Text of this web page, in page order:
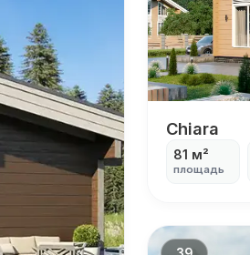
Chiara
Chiara
81 м²
площадь